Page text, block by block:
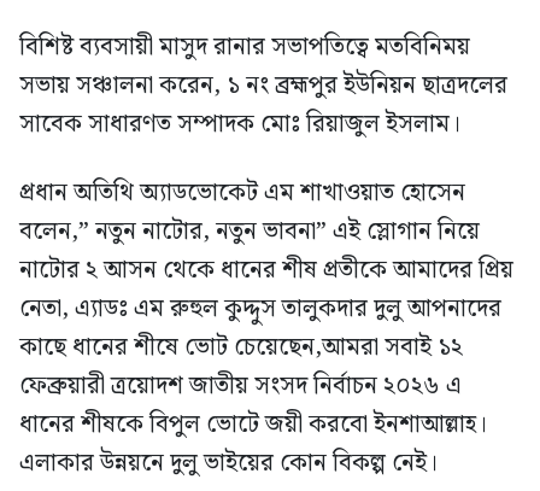
‎বিশিষ্ট ব্যবসায়ী মাসুদ রানার সভাপতিত্বে মতবিনিময়
সভায় সঞ্চালনা করেন, ১ নং ব্রহ্মপুর ইউনিয়ন ছাত্রদলের
সাবেক সাধারণত সম্পাদক মোঃ রিয়াজুল ইসলাম।
‎প্রধান অতিথি অ্যাডভোকেট এম শাখাওয়াত হোসেন
বলেন,” নতুন নাটোর, নতুন ভাবনা” এই স্লোগান নিয়ে
নাটোর ২ আসন থেকে ধানের শীষ প্রতীকে আমাদের প্রিয়
নেতা, এ্যাডঃ এম রুহুল কুদ্দুস তালুকদার দুলু আপনাদের
কাছে ধানের শীষে ভোট চেয়েছেন,আমরা সবাই ১২
ফেব্রুয়ারী ত্রয়োদশ জাতীয় সংসদ নির্বাচন ২০২৬ এ
ধানের শীষকে বিপুল ভোটে জয়ী করবো ইনশাআল্লাহ।
এলাকার উন্নয়নে দুলু ভাইয়ের কোন বিকল্প নেই।